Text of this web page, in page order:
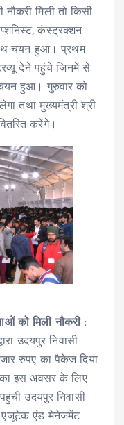
मिली तो किसी
कंस्ट्रक्शन
चयन हुआ। प्रथम
देने पहुंचे जिनमें से
चयन हुआ। गुरुवार को
तथा मुख्यमंत्री श्री
करेंगे।
को मिली नौकरी :
उदयपुर निवासी
रुपए का पैकेज दिया
का इस अवसर के लिए
उदयपुर निवासी
एजूटेक एंड मेनेजमेंट